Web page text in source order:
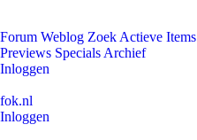
Forum Weblog Zoek Actieve Items
Previews Specials Archief
Inloggen
fok.nl
Inloggen